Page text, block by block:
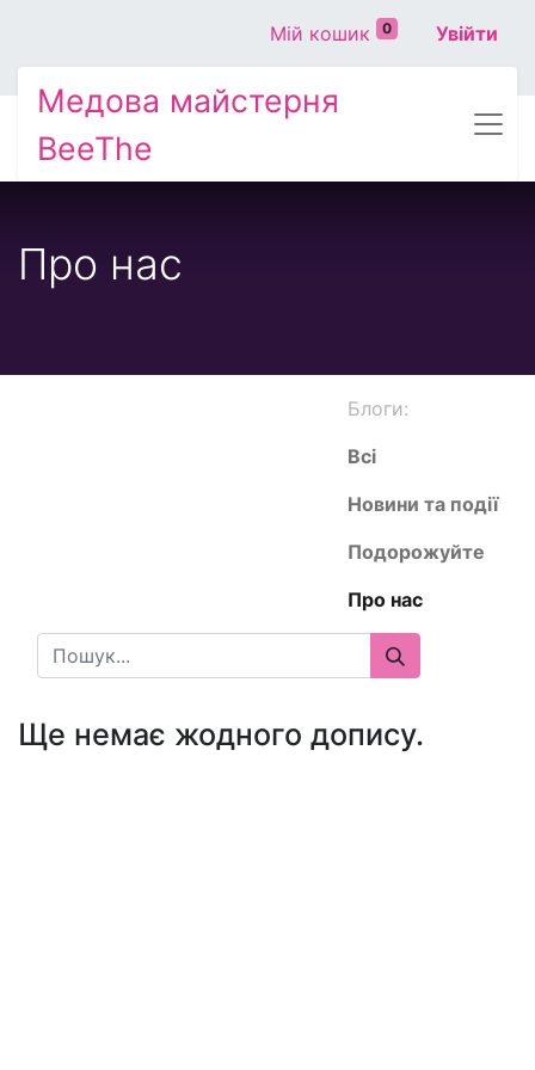
Мій кошик 0 Увійти
Медова майстерня
BeeThe
Про нас
Блоги:
Всі
Новини та події
Подорожуйте
Про нас
Ще немає жодного допису.